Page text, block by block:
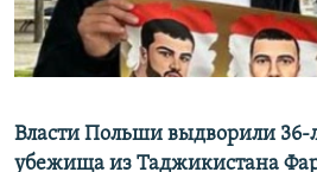
Власти Польши выдворили 36-
убежища из Таджикистана